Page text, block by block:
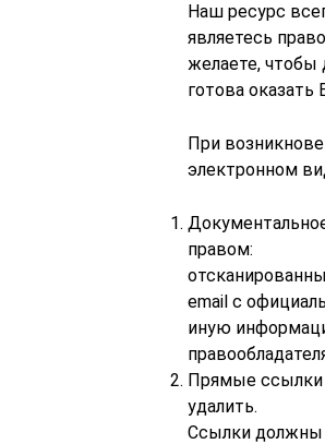
Наш ресурс
являетесь
желаете, чтобы
готова
При
электронном
правом:
email с
иную
Прямые ссылки
удалить.
Ссылки должны